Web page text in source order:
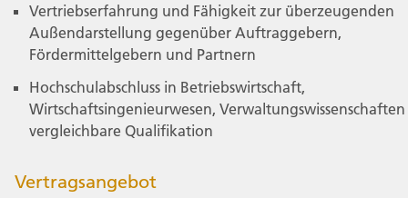
Vertriebserfahrung und Fähigkeit zur überzeugenden
Außendarstellung gegenüber Auftraggebern,
Fördermittelgebern und Partnern
Hochschulabschluss in Betriebswirtschaft,
Wirtschaftsingenieurwesen,
vergleichbare Qualifikation
Vertragsangebot